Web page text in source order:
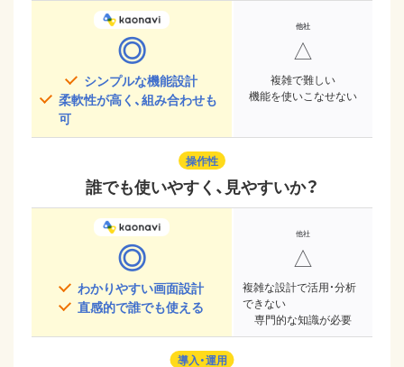
◎
シンプルな機能設計
柔軟性が高く、組み合わせも
可
△
複雑で難しい
機能を使いこなせない
操作性
誰でも使いやすく、見やすいか？
◎
わかりやすい画面設計
直感的で誰でも使える
△
複雑な設計で活用・分析
できない
専門的な知識が必要
導入・運用